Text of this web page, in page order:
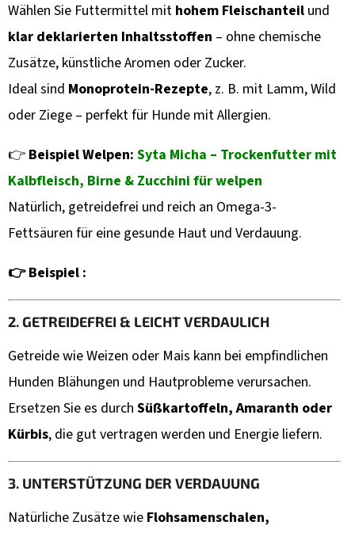
Wählen Sie Futtermittel mit hohem Fleischanteil und
klar deklarierten Inhaltsstoffen – ohne chemische
Zusätze, künstliche Aromen oder Zucker.
Ideal sind Monoprotein-Rezepte, z. B. mit Lamm, Wild
oder Ziege – perfekt für Hunde mit Allergien.
👉 Beispiel Welpen: Syta Micha – Trockenfutter mit
Kalbfleisch, Birne & Zucchini für welpen
Natürlich, getreidefrei und reich an Omega-3-
Fettsäuren für eine gesunde Haut und Verdauung.
👉 Beispiel :
2. GETREIDEFREI & LEICHT VERDAULICH
Getreide wie Weizen oder Mais kann bei empfindlichen
Hunden Blähungen und Hautprobleme verursachen.
Ersetzen Sie es durch Süßkartoffeln, Amaranth oder
Kürbis, die gut vertragen werden und Energie liefern.
3. UNTERSTÜTZUNG DER VERDAUUNG
Natürliche Zusätze wie Flohsamenschalen,
P
F
E
H
L
E
WRAP
MIT
🐟
🍗
PROTEINREICHER
SNACK
FÜR
&
€